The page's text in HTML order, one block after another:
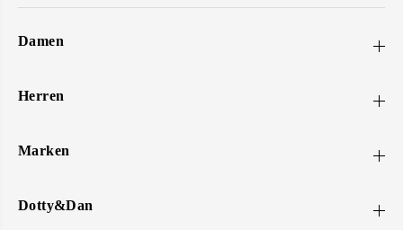
Damen
Herren
Marken
Dotty&Dan